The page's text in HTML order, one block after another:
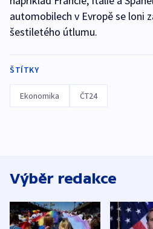
automobilech v Evropě se loni
šestiletého útlumu.
ŠTÍTKY
Ekonomika ČT24
Výběr redakce